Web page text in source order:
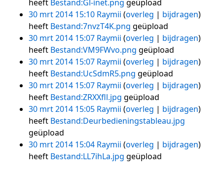
heeft Bestand:Gl-inet.png geüpload
30 mrt 2014 15:10 Raymii overleg
bijdragen
heeft Bestand:7nvzT4K.png geüpload
30 mrt 2014 15:07 Raymii overleg
bijdragen
heeft Bestand:VM9FWvo.png geüpload
30 mrt 2014 15:07 Raymii overleg
bijdragen
heeft Bestand:UcSdmR5.png geüpload
30 mrt 2014 15:07 Raymii overleg
bijdragen
heeft Bestand:ZRXXfll.jpg geüpload
30 mrt 2014 15:05 Raymii overleg
bijdragen
heeft Bestand:Deurbedieningstableau.jpg
geüpload
30 mrt 2014 15:04 Raymii overleg
bijdragen
heeft Bestand:LL7ihLa.jpg geüpload